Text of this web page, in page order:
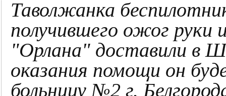
Таволжанка
получившего ожог руки
"Орлана" доставили в
оказания помощи он
больницу №2 г.